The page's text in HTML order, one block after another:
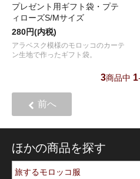
プレゼント用ギフト袋・プテ
ィローズS/Mサイズ
280円(内税)
アラベスク模様のモロッコのカーテ
ン生地で作ったギフト袋。
3商品中 1-
前へ
ほかの商品を探す